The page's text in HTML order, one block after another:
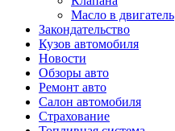
Масло в двигатель
Закондательство
Кузов автомобиля
Новости
Обзоры авто
Ремонт авто
Салон автомобиля
Страхование